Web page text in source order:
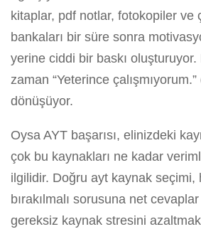
kitaplar, pdf notlar, fotokopiler ve
bankaları bir süre sonra
yerine ciddi bir baskı oluşturuyor.
zaman “Yeterince
dönüşüyor.
Oysa AYT başarısı, elinizdeki
çok bu kaynakları ne kadar
ilgilidir. Doğru ayt kaynak seçimi,
bırakılmalı sorusuna net
gereksiz kaynak stresini